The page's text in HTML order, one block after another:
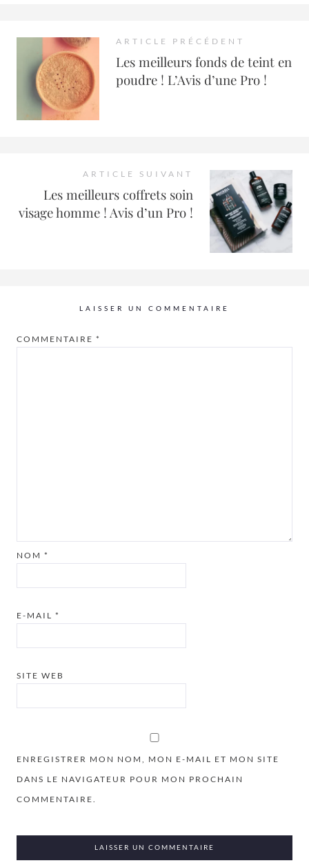
ARTICLE PRÉCÉDENT
Les meilleurs fonds de teint en
poudre ! L’Avis d’une Pro !
ARTICLE SUIVANT
Les meilleurs coffrets soin
visage homme ! Avis d’un Pro !
LAISSER UN COMMENTAIRE
COMMENTAIRE *
NOM *
E-MAIL *
SITE WEB
ENREGISTRER MON NOM, MON E-MAIL ET MON SITE
DANS LE NAVIGATEUR POUR MON PROCHAIN
COMMENTAIRE.